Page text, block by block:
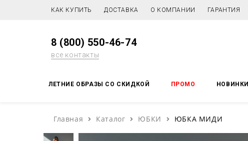
КАК КУПИТЬ ДОСТАВКА О КОМПАНИИ ГАРАНТИЯ
8 (800) 550-46-74
все контакты
ЛЕТНИЕ ОБРАЗЫ СО СКИДКОЙ ПРОМО НОВИНКИ
Главная Каталог ЮБКИ ЮБКА МИДИ